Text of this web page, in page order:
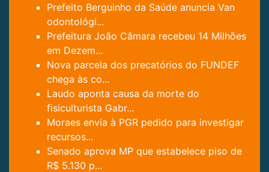
Prefeito Berguinho da Saúde anuncia Van
odontológi...
Prefeitura João Câmara recebeu 14 Milhões
em Dezem...
Nova parcela dos precatórios do FUNDEF
chega às co...
Laudo aponta causa da morte do
fisiculturista Gabr...
Moraes envia à PGR pedido para investigar
recursos...
Senado aprova MP que estabelece piso de
R$ 5.130 p...